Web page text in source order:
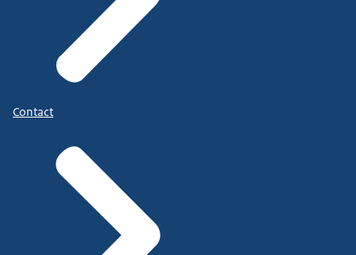
Contact